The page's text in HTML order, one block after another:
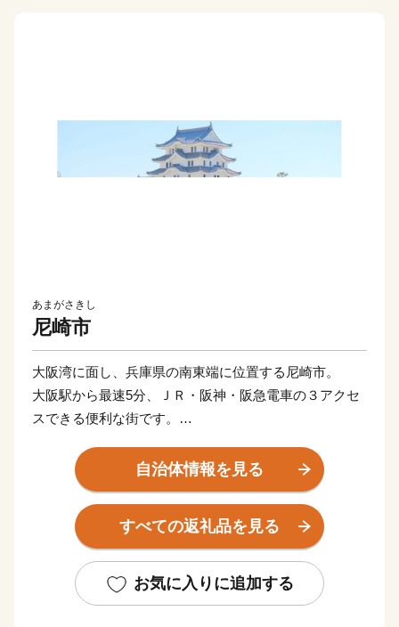
あまがさきし
尼崎市
大阪湾に面し、兵庫県の南東端に位置する尼崎市。
大阪駅から最速5分、ＪＲ・阪神・阪急電車の３アクセ
スできる便利な街です。
■寄附金の使いみち
尼崎市では、14通りの寄附金の使いみちを設けており、
全国でも珍しい、犬・猫の殺処分ゼロを目指すなどの動
物愛護に関する
自治体情報を見る
すべての返礼品を見る
お気に入りに追加する